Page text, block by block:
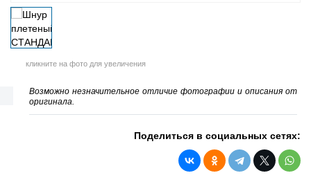
кликните на фото для увеличения
Возможно незначительное отличие фотографии и описания от
оригинала.
Поделиться в социальных сетях: